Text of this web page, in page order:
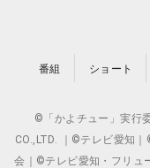
番組 ショート
©「かよチュー」実行
CO.,LTD. ｜©テレビ愛知
会｜©テレビ愛知・フリュ